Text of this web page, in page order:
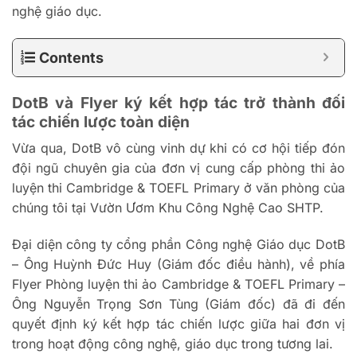
nghệ giáo dục.
Contents
DotB và Flyer ký kết hợp tác trở thành đối
tác chiến lược toàn diện
Vừa qua, DotB vô cùng vinh dự khi có cơ hội tiếp đón
đội ngũ chuyên gia của đơn vị cung cấp phòng thi ảo
luyện thi Cambridge & TOEFL Primary ở văn phòng của
chúng tôi tại Vườn Ươm Khu Công Nghệ Cao SHTP.
Đại diện công ty cổng phần Công nghệ Giáo dục DotB
– Ông Huỳnh Đức Huy (Giám đốc điều hành), về phía
Flyer Phòng luyện thi ảo Cambridge & TOEFL Primary –
Ông Nguyễn Trọng Sơn Tùng (Giám đốc) đã đi đến
quyết định ký kết hợp tác chiến lược giữa hai đơn vị
trong hoạt động công nghệ, giáo dục trong tương lai.